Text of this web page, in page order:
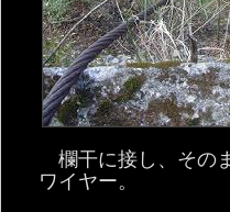
欄干に接し、その
ワイヤー。